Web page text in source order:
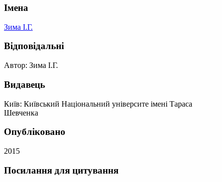
Імена
Зима І.Г.
Відповідальні
Автор: Зима І.Г.
Видавець
Київ: Київський Національний університе імені Тараса
Шевченка
Опубліковано
2015
Посилання для цитування